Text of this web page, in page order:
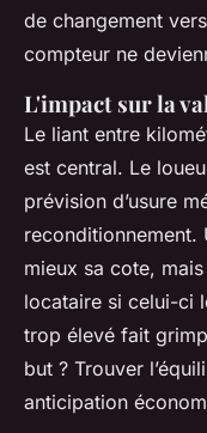
de changement
compteur ne
L'impact sur la
Le liant entre
est central. Le
prévision d’usure
reconditionnement.
mieux sa cote,
locataire si celui-ci
trop élevé fait
but ? Trouver
anticipation